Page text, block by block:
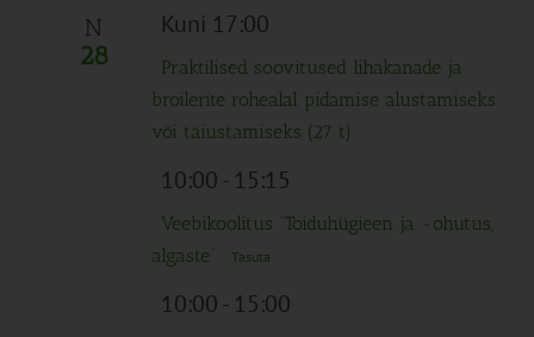
N
28
Kuni 17:00
Praktilised soovitused lihakanade ja
broilerite rohealal pidamise alustamiseks
või täiustamiseks (27 t)
10:00- 15:15
Veebikoolitus “Toiduhügieen ja -ohutus,
algaste”
Tasuta
10:00- 15:00